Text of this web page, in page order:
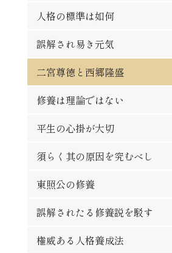
大丈夫の試金石
大立志と小立志との調和
君子の争ひたれ
社会と学問との関係
勇猛心の養成法
一生涯に歩むべき道
[格言]
偉き人と完き人
親切らしき不親切
何をか真才真智と謂ふ
動機と結果
人生は努力にあり
正に就き邪に遠ざかるの道
[格言]
防貧の第一要義
罪は金銭にあらず
金力悪用の実例
義理合一[義利合一]の信念を確
富豪と徳義上の義務
能く集め能く散ぜよ
道徳は進化すべきか
斯の如き矛盾を根絶すべし
人生観の両面
これは果して絶望か
日新なるを要す
修験者の失敗
真正なる文明
発展の一大要素
廓清の急務なる所以
人格の標準は如何
誤解され易き元気
二宮尊徳と西郷隆盛
修養は理論ではない
平生の心掛が大切
須らく其の原因を究むべし
東照公の修養
誤解されたる修養説を駁す
権威ある人格養成法